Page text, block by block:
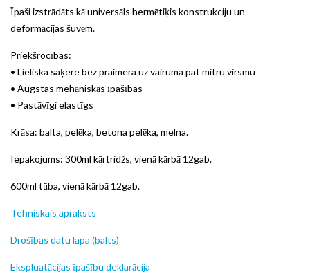
Īpaši izstrādāts kā universāls hermētiķis konstrukciju un
deformācijas šuvēm.
Priekšrocības:
• Lieliska saķere bez praimera uz vairuma pat mitru virsmu
• Augstas mehāniskās īpašības
• Pastāvīgi elastīgs
Krāsa: balta, pelēka, betona pelēka, melna.
Iepakojums: 300ml kārtridžs, vienā kārbā 12gab.
600ml tūba, vienā kārbā 12gab.
Tehniskais apraksts
Drošības datu lapa (balts)
Ekspluatācijas īpašību deklarācija